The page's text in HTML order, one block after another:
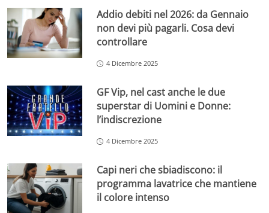
Addio debiti nel 2026: da Gennaio
non devi più pagarli. Cosa devi
controllare
4 Dicembre 2025
GF Vip, nel cast anche le due
superstar di Uomini e Donne:
l’indiscrezione
4 Dicembre 2025
Capi neri che sbiadiscono: il
programma lavatrice che mantiene
il colore intenso